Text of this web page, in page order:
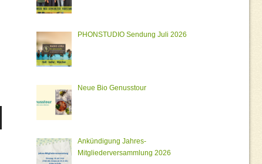
PHONSTUDIO Sendung Juli 2026
Neue Bio Genusstour
Ankündigung Jahres-
Mitgliederversammlung 2026